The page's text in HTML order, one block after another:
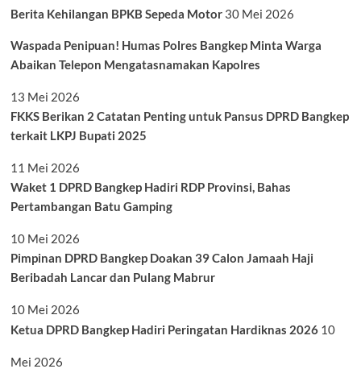
Berita Kehilangan BPKB Sepeda Motor 30 Mei 2026
Waspada Penipuan! Humas Polres Bangkep Minta Warga
Abaikan Telepon Mengatasnamakan Kapolres
13 Mei 2026
FKKS Berikan 2 Catatan Penting untuk Pansus DPRD Bangkep
terkait LKPJ Bupati 2025
11 Mei 2026
Waket 1 DPRD Bangkep Hadiri RDP Provinsi, Bahas
Pertambangan Batu Gamping
10 Mei 2026
Pimpinan DPRD Bangkep Doakan 39 Calon Jamaah Haji
Beribadah Lancar dan Pulang Mabrur
10 Mei 2026
Ketua DPRD Bangkep Hadiri Peringatan Hardiknas 2026 10
Mei 2026